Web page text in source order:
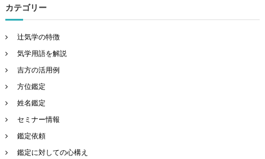
ビ
ゲ
ー
シ
ョ
ン
象
:
カテゴリー
辻気学の特徴
気学用語を解説
吉方の活用例
方位鑑定
姓名鑑定
セミナー情報
鑑定依頼
鑑定に対しての心構え